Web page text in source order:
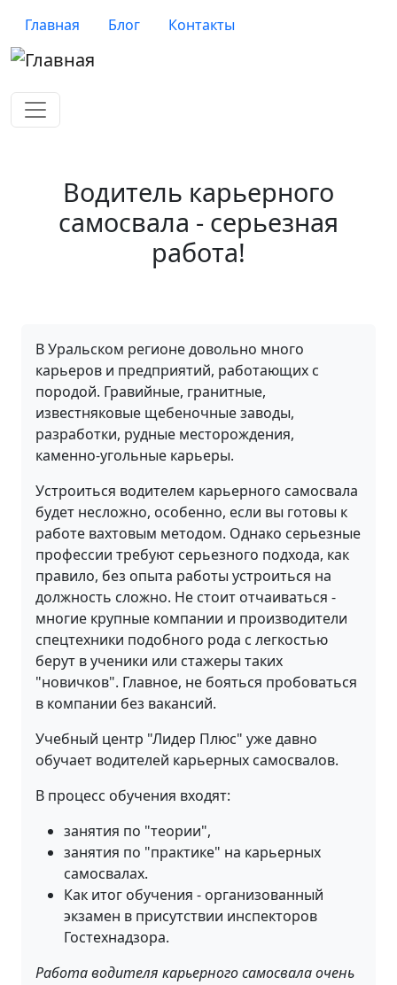
Верхнее меню
Главная Блог Контакты
Водитель карьерного
самосвала - серьезная
работа!
В Уральском регионе довольно много
карьеров и предприятий, работающих с
породой. Гравийные, гранитные,
известняковые щебеночные заводы,
разработки, рудные месторождения,
каменно-угольные карьеры.
Устроиться водителем карьерного самосвала
будет несложно, особенно, если вы готовы к
работе вахтовым методом. Однако серьезные
профессии требуют серьезного подхода, как
правило, без опыта работы устроиться на
должность сложно. Не стоит отчаиваться -
многие крупные компании и производители
спецтехники подобного рода с легкостью
берут в ученики или стажеры таких
"новичков". Главное, не бояться пробоваться
в компании без вакансий.
Учебный центр "Лидер Плюс" уже давно
обучает водителей карьерных самосвалов.
В процесс обучения входят:
занятия по "теории",
занятия по "практике" на карьерных
самосвалах.
Как итог обучения - организованный
экзамен в присутствии инспекторов
Гостехнадзора.
Работа водителя карьерного самосвала очень